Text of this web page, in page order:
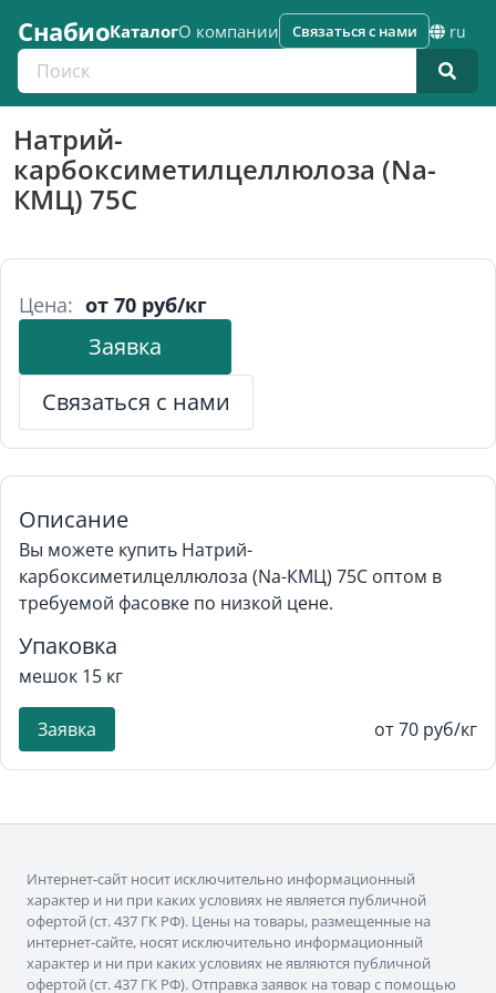
СнабиоКаталогО компании
Поиск по каталогу
Связаться с нами ru
Натрий-
карбоксиметилцеллюлоза (Na-
КМЦ) 75С
Цена: от 70 руб/кг
Заявка
Связаться с нами
Описание
Вы можете купить Натрий-
карбоксиметилцеллюлоза (Na-КМЦ) 75С оптом в
требуемой фасовке по низкой цене.
Упаковка
мешок 15 кг
Заявка от 70 руб/кг
Интернет-сайт носит исключительно информационный
характер и ни при каких условиях не является публичной
офертой (ст. 437 ГК РФ). Цены на товары, размещенные на
интернет-сайте, носят исключительно информационный
характер и ни при каких условиях не являются публичной
офертой (ст. 437 ГК РФ). Отправка заявок на товар с помощью